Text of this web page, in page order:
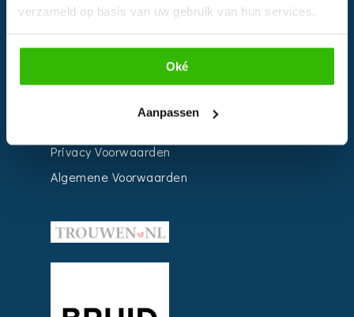
verzameld op basis van uw gebruik van hun services.
Oké
Aanpassen
Privacy Voorwaarden
Algemene Voorwaarden